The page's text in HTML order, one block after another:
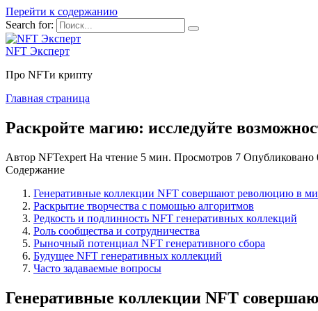
Перейти к содержанию
Search for:
NFT Эксперт
Про NFTи крипту
Главная страница
Раскройте магию: исследуйте
Автор NFTexpert На чтение 5 мин. Просмотров 7 Опубликовано
Содержание
Генеративные коллекции NFT совершают революцию в
Раскрытие творчества с помощью алгоритмов
Редкость и подлинность NFT генеративных коллекций
Роль сообщества и сотрудничества
Рыночный потенциал NFT генеративного сбора
Будущее NFT генеративных коллекций
Часто задаваемые вопросы
Генеративные коллекции NFT